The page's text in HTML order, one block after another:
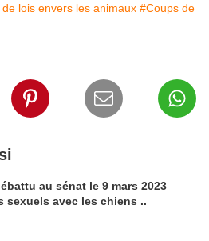
de lois envers les animaux #Coups de
au sénat le 9 mars 2023
sexuels avec les chiens ..